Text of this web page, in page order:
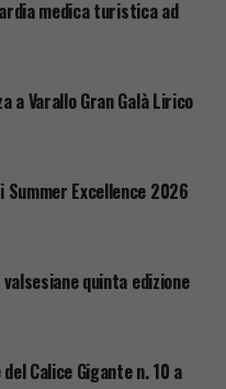
medica turistica ad
a Varallo Gran Galà Lirico
Excellence 2026
quinta edizione
Calice Gigante n. 10 a